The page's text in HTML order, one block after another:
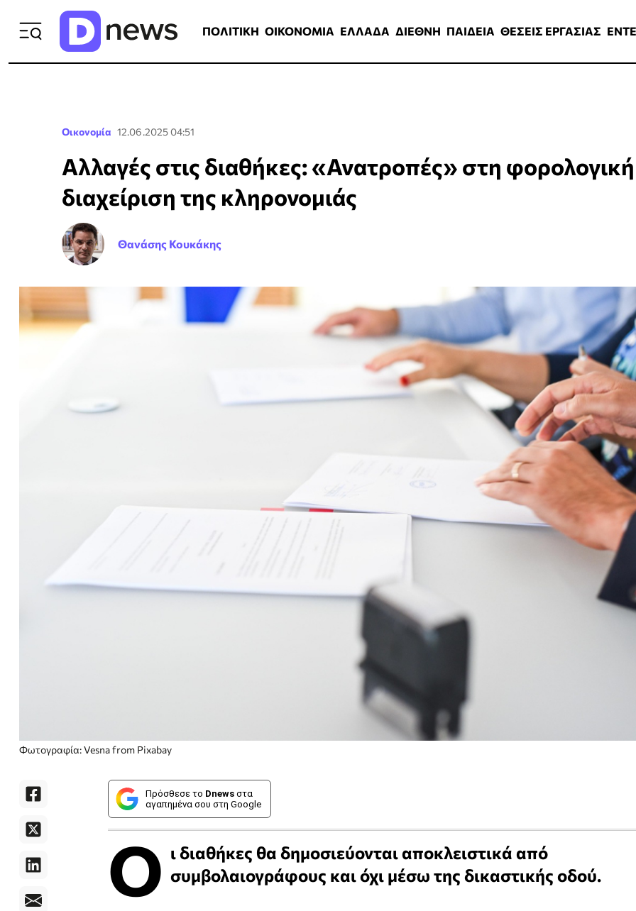
ΠΟΛΙΤΙΚΗ ΟΙΚΟΝΟΜΙΑ ΕΛΛΑΔΑ ΔΙΕΘΝΗ ΠΑΙΔΕΙΑ ΘΕΣΕΙΣ ΕΡΓΑΣΙΑΣ
Οικονομία 12.06.2025 04:51
Αλλαγές στις διαθήκες: «Ανατροπές» στη φορολογική
διαχείριση της κληρονομιάς
Θανάσης Κουκάκης
Φωτογραφία: Vesna from Pixabay
Πρόσθεσε το Dnews στα
αγαπημένα σου στη Google
Ο ι διαθήκες θα δημοσιεύονται αποκλειστικά από
συμβολαιογράφους και όχι μέσω της δικαστικής οδού.